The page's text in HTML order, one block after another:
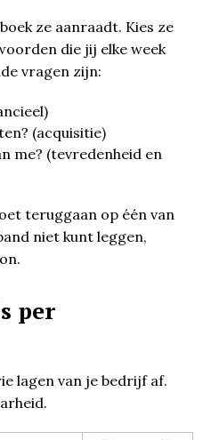
ze aanraadt. Kies ze
die jij elke week
vragen zijn:
(acquisitie)
me? (tevredenheid en
teruggaan op één van
niet kunt leggen,
per
lagen van je bedrijf af.